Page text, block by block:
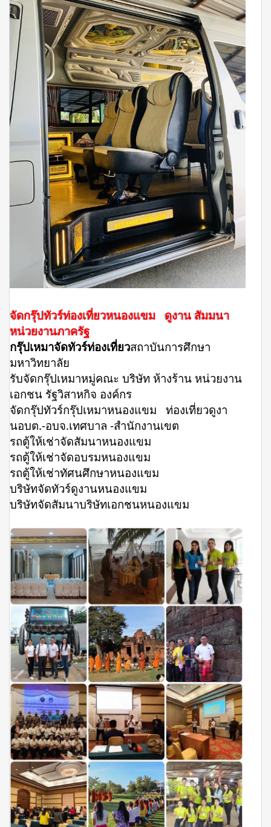
จัดกรุ๊ปทัวร์ท่องเที่ยวหนองแขม ดูงาน สัมมนา
หน่วยงานภาครัฐ
กรุ๊ปเหมาจัดทัวร์ท่องเที่ยวสถาบันการศึกษา
มหาวิทยาลัย
รับจัดกรุ๊ปเหมาหมู่คณะ บริษัท ห้างร้าน หน่วยงาน
เอกชน รัฐวิสาหกิจ องค์กร
จัดกรุ๊ปทัวร์กรุ๊ปเหมาหนองแขม ท่องเที่ยวดูงา
นอบต.-อบจ.เทศบาล -สำนักงานเขต
รถตู้ให้เช่าจัดสัมนาหนองแขม
รถตู้ให้เช่าจัดอบรมหนองแขม
รถตู้ให้เช่าทัศนศึกษาหนองแขม
บริษัทจัดทัวร์ดูงานหนองแขม
บริษัทจัดสัมนาบริษัทเอกชนหนองแขม